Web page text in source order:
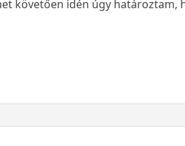
követően idén úgy határoztam,